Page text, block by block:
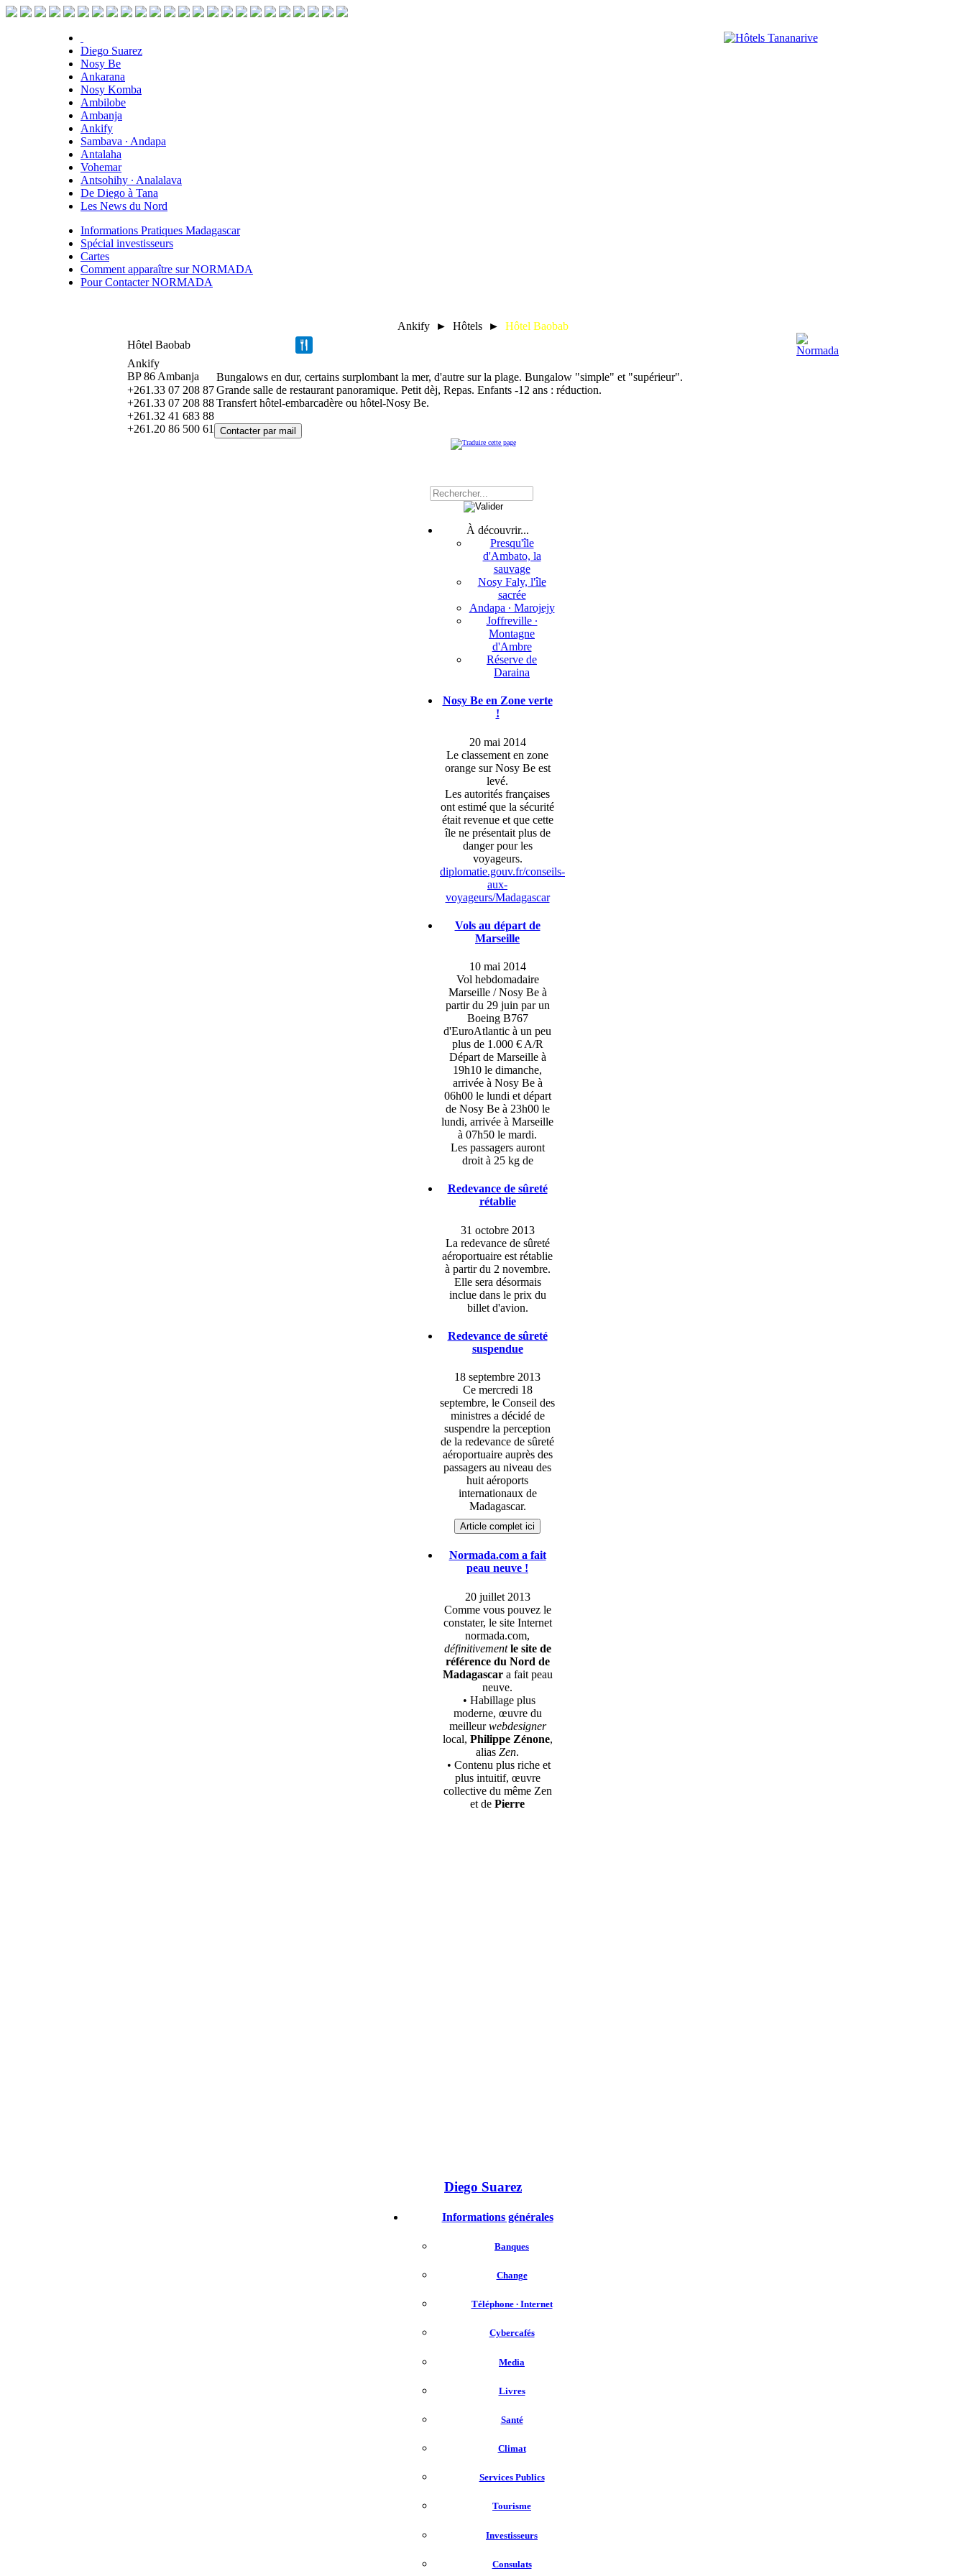
Diego Suarez
Nosy Be
Ankarana
Nosy Komba
Ambilobe
Ambanja
Ankify
Sambava ∙ Andapa
Antalaha
Vohemar
Antsohihy ∙ Analalava
De Diego à Tana
Les News du Nord
Informations Pratiques Madagascar
Spécial investisseurs
Cartes
Comment apparaître sur NORMADA
Pour Contacter NORMADA
Ankify ► Hôtels ► Hôtel Baobab
Hôtel Baobab
Ankify
BP 86 Ambanja
+261.33 07 208 87
+261.33 07 208 88
+261.32 41 683 88
+261.20 86 500 61
Bungalows en dur, certains surplombant la mer, d'autre sur la plage. Bungalow "simple" et "supérieur".
Grande salle de restaurant panoramique. Petit dèj, Repas. Enfants -12 ans : réduction.
Transfert hôtel-embarcadère ou hôtel-Nosy Be.
À découvrir...
Presqu'île
d'Ambato, la
sauvage
Nosy Faly, l'île
sacrée
Andapa ∙ Marojejy
Joffreville ∙
Montagne
d'Ambre
Réserve de
Daraina
Nosy Be en Zone verte
!
20 mai 2014
Le classement en zone
orange sur Nosy Be est
levé.
Les autorités françaises
ont estimé que la sécurité
était revenue et que cette
île ne présentait plus de
danger pour les
voyageurs.
diplomatie.gouv.fr/conseils-
aux-
voyageurs/Madagascar
Vols au départ de
Marseille
10 mai 2014
Vol hebdomadaire
Marseille / Nosy Be à
partir du 29 juin par un
Boeing B767
d'EuroAtlantic à un peu
plus de 1.000 € A/R
Départ de Marseille à
19h10 le dimanche,
arrivée à Nosy Be à
06h00 le lundi et départ
de Nosy Be à 23h00 le
lundi, arrivée à Marseille
à 07h50 le mardi.
Les passagers auront
droit à 25 kg de
Redevance de sûreté
rétablie
31 octobre 2013
La redevance de sûreté
aéroportuaire est rétablie
à partir du 2 novembre.
Elle sera désormais
inclue dans le prix du
billet d'avion.
Redevance de sûreté
suspendue
18 septembre 2013
Ce mercredi 18
septembre, le Conseil des
ministres a décidé de
suspendre la perception
de la redevance de sûreté
aéroportuaire auprès des
passagers au niveau des
huit aéroports
internationaux de
Madagascar.
Article complet ici
Normada.com a fait
peau neuve !
20 juillet 2013
Comme vous pouvez le
constater, le site Internet
normada.com,
définitivement le site de
référence du Nord de
Madagascara fait peau
neuve.
• Habillage plus
moderne, œuvre du
meilleurwebdesigner
local, Philippe Zénone,
alias Zen.
• Contenu plus riche et
plus intuitif, œuvre
collective du même Zen
et de Pierre
Diego Suarez
Informations générales
Banques
Change
Téléphone ∙ Internet
Cybercafés
Media
Livres
Santé
Climat
Services Publics
Tourisme
Investisseurs
Consulats